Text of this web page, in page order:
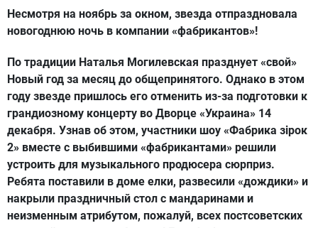
Несмотря на ноябрь за окном, звезда отпраздновала
новогоднюю ночь в компании «фабрикантов»!
По традиции Наталья Могилевская празднует «свой»
Новый год за месяц до общепринятого. Однако в этом
году звезде пришлось его отменить из-за подготовки к
грандиозному концерту во Дворце «Украина» 14
декабря. Узнав об этом, участники шоу «Фабрика зiрок
2» вместе с выбившими «фабрикантами» решили
устроить для музыкального продюсера сюрприз.
Ребята поставили в доме елки, развесили «дождики» и
накрыли праздничный стол с мандаринами и
неизменным атрибутом, пожалуй, всех постсоветских